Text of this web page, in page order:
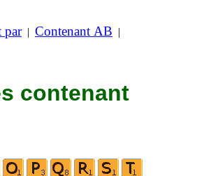
par| Contenant AB |
contenant